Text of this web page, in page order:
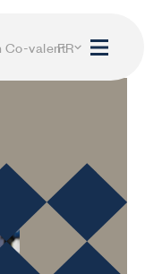
Co-valentFR